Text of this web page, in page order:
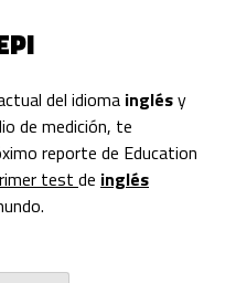
del idioma inglésy
de medición, te
reporte de Education
test de inglés